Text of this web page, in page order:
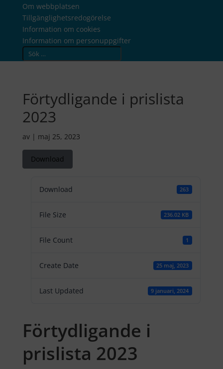
Om webbplatsen
Tillgänglighetsredogörelse
Information om cookies
Information om personuppgifter
Search
Förtydligande i prislista
2023
av | maj 25, 2023
Download
Download 263
File Size 236.02 KB
File Count 1
Create Date 25 maj, 2023
Last Updated 9 januari, 2024
Förtydligande i
prislista 2023